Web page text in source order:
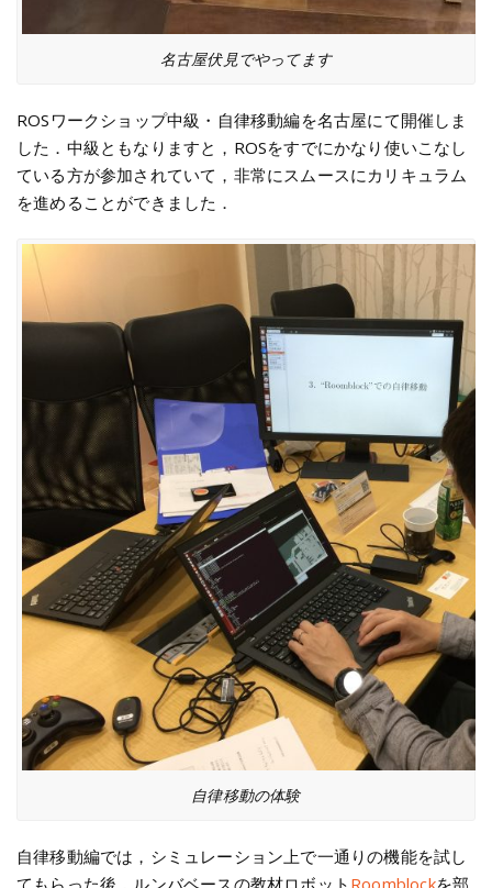
名古屋伏見でやってます
ROSワークショップ中級・自律移動編を名古屋にて開催しま
した．中級ともなりますと，ROSをすでにかなり使いこなし
ている方が参加されていて，非常にスムースにカリキュラム
を進めることができました．
自律移動の体験
自律移動編では，シミュレーション上で一通りの機能を試し
てもらった後，ルンバベースの教材ロボット Roomblockを部